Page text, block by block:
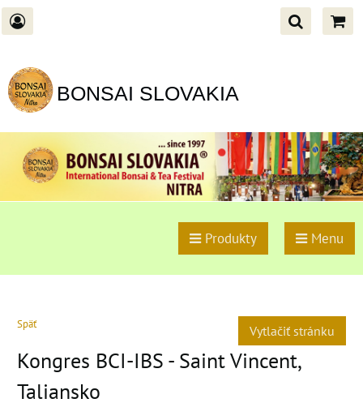
BONSAI SLOVAKIA
Produkty Menu
Späť Vytlačiť stránku
Kongres BCI-IBS - Saint Vincent,
Taliansko